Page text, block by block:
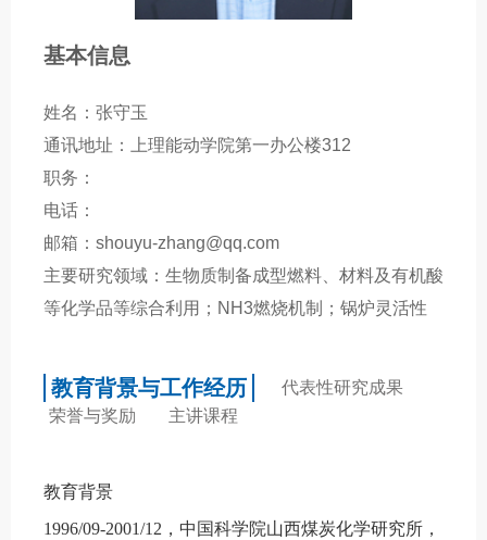
基本信息
姓名：张守玉
通讯地址：上理能动学院第一办公楼312
职务：
电话：
邮箱：shouyu-zhang@qq.com
主要研究领域：生物质制备成型燃料、材料及有机酸
等化学品等综合利用；NH3燃烧机制；锅炉灵活性
教育背景与工作经历
代表性研究成果
荣誉与奖励
主讲课程
教育背景
1996/09-2001/12 ，中国科学院山西煤炭化学研究所，